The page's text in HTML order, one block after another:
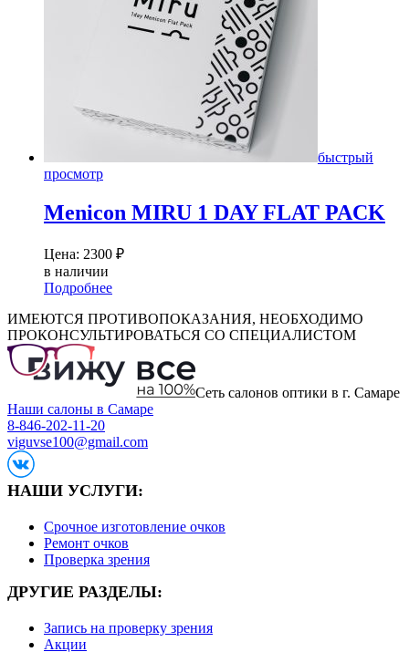
быстрый
просмотр
Menicon MIRU 1 DAY FLAT PACK
Цена: 2300 ₽
в наличии
Подробнее
ИМЕЮТСЯ ПРОТИВОПОКАЗАНИЯ, НЕОБХОДИМО
ПРОКОНСУЛЬТИРОВАТЬСЯ СО СПЕЦИАЛИСТОМ
Сеть салонов оптики в г. Самаре
Наши салоны в Самаре
8-846-202-11-20
viguvse100@gmail.com
НАШИ УСЛУГИ:
Срочное изготовление очков
Ремонт очков
Проверка зрения
ДРУГИЕ РАЗДЕЛЫ:
Запись на проверку зрения
Акции